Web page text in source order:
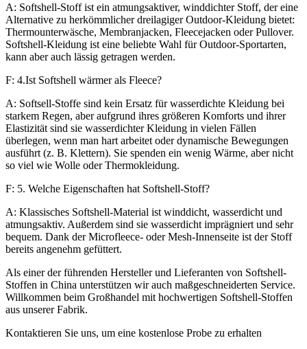
A: Softshell-Stoff ist ein atmungsaktiver, winddichter Stoff, der eine
Alternative zu herkömmlicher dreilagiger Outdoor-Kleidung bietet:
Thermounterwäsche, Membranjacken, Fleecejacken oder Pullover.
Softshell-Kleidung ist eine beliebte Wahl für Outdoor-Sportarten,
kann aber auch lässig getragen werden.
F: 4.Ist Softshell wärmer als Fleece?
A: Softsell-Stoffe sind kein Ersatz für wasserdichte Kleidung bei
starkem Regen, aber aufgrund ihres größeren Komforts und ihrer
Elastizität sind sie wasserdichter Kleidung in vielen Fällen
überlegen, wenn man hart arbeitet oder dynamische Bewegungen
ausführt (z. B. Klettern). Sie spenden ein wenig Wärme, aber nicht
so viel wie Wolle oder Thermokleidung.
F: 5. Welche Eigenschaften hat Softshell-Stoff?
A: Klassisches Softshell-Material ist winddicht, wasserdicht und
atmungsaktiv. Außerdem sind sie wasserdicht imprägniert und sehr
bequem. Dank der Microfleece- oder Mesh-Innenseite ist der Stoff
bereits angenehm gefüttert.
Als einer der führenden Hersteller und Lieferanten von Softshell-
Stoffen in China unterstützen wir auch maßgeschneiderten Service.
Willkommen beim Großhandel mit hochwertigen Softshell-Stoffen
aus unserer Fabrik.
Kontaktieren Sie uns, um eine kostenlose Probe zu erhalten